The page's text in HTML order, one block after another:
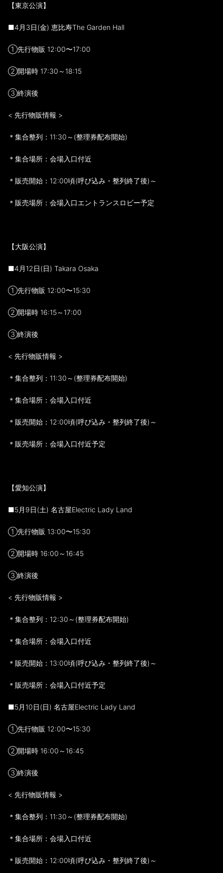
【東京公演】
■4月3日(金) 恵比寿The Garden Hall
①先行物販 12:00〜17:00
②開場時 17:30～18:15
③終演後
< 先行物販情報 >
＊集合整列：11:30～(整理券配布開始)
＊集合場所：会場入口付近
＊販売開始：12:00頃(呼び込み・整列終了後)～
＊販売場所：会場入口エントランスロビー予定
【大阪公演】
■4月12日(日) Takara Osaka
①先行物販 12:00〜15:30
②開場時 16:15～17:00
③終演後
< 先行物販情報 >
＊集合整列：11:30～(整理券配布開始)
＊集合場所：会場入口付近
＊販売開始：12:00頃(呼び込み・整列終了後)～
＊販売場所：会場入口付近予定
【愛知公演】
■5月9日(土) 名古屋Electric Lady Land
①先行物販 13:00〜15:30
②開場時 16:00～16:45
③終演後
< 先行物販情報 >
＊集合整列：12:30～(整理券配布開始)
＊集合場所：会場入口付近
＊販売開始：13:00頃(呼び込み・整列終了後)～
＊販売場所：会場入口付近予定
■5月10日(日) 名古屋Electric Lady Land
①先行物販 12:00〜15:30
②開場時 16:00～16:45
③終演後
< 先行物販情報 >
＊集合整列：11:30～(整理券配布開始)
＊集合場所：会場入口付近
＊販売開始：12:00頃(呼び込み・整列終了後)～